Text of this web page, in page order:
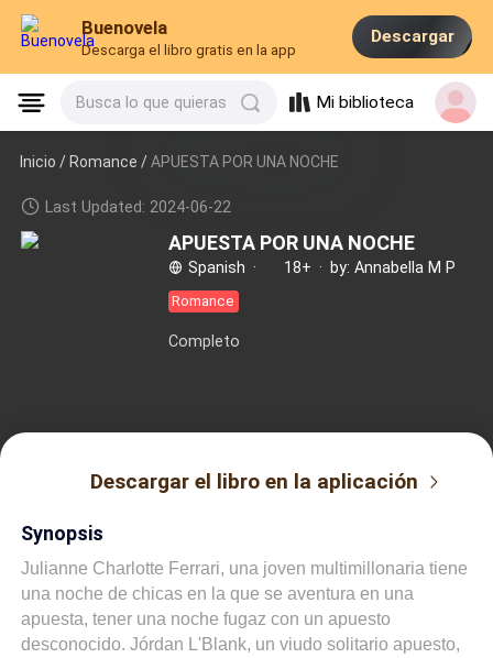
Buenovela
Descarga el libro gratis en la app
Descargar
Busca lo que quieras Mi biblioteca
Inicio /Romance /APUESTA POR UNA NOCHE
Last Updated: 2024-06-22
APUESTA POR UNA NOCHE
Spanish · 18+ · by: Annabella M P
Romance
Completo
Descargar el libro en la aplicación
Synopsis
Julianne Charlotte Ferrari, una joven multimillonaria tiene
una noche de chicas en la que se aventura en una
apuesta, tener una noche fugaz con un apuesto
desconocido. Jórdan L'Blank, un viudo solitario apuesto,